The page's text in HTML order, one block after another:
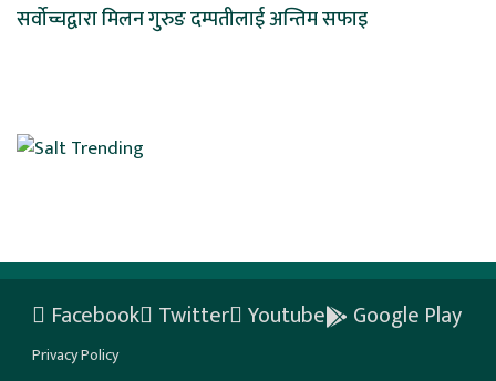
सर्वोच्चद्वारा मिलन गुरुङ दम्पतीलाई अन्तिम सफाइ
Facebook Twitter Youtube Google Play
Privacy Policy